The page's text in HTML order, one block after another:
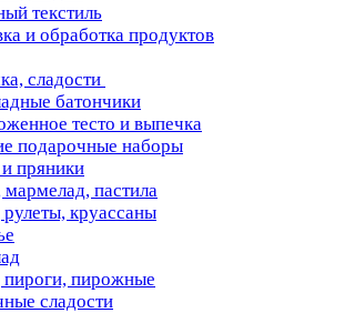
текстиль
и обработка продуктов
сладости
батончики
тесто и выпечка
подарочные наборы
пряники
пастила
круассаны
пироги, пирожные
сладости